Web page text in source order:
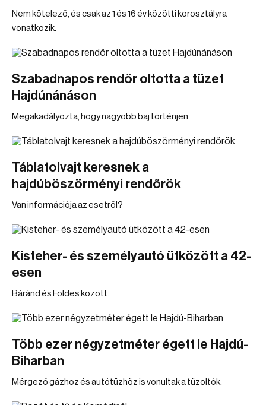
Nem kötelező, és csak az 1 és 16 év közötti korosztályra
vonatkozik.
Szabadnapos rendőr oltotta a tüzet
Hajdúnánáson
Megakadályozta, hogy nagyobb baj történjen.
Táblatolvajt keresnek a
hajdúböszörményi rendőrök
Van információja az esetről?
Kisteher- és személyautó ütközött a 42-
esen
Báránd és Földes között.
Több ezer négyzetméter égett le Hajdú-
Biharban
Mérgező gázhoz és autótűzhöz is vonultak a tűzoltók.